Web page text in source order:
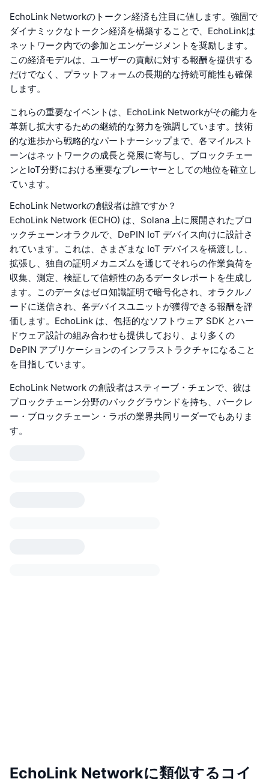
EchoLink Networkのトークン経済も注目に値します。強固で
ダイナミックなトークン経済を構築することで、EchoLinkは
ネットワーク内での参加とエンゲージメントを奨励します。
この経済モデルは、ユーザーの貢献に対する報酬を提供する
だけでなく、プラットフォームの長期的な持続可能性も確保
します。
これらの重要なイベントは、EchoLink Networkがその能力を
革新し拡大するための継続的な努力を強調しています。技術
的な進歩から戦略的なパートナーシップまで、各マイルスト
ーンはネットワークの成長と発展に寄与し、ブロックチェー
ンとIoT分野における重要なプレーヤーとしての地位を確立し
ています。
EchoLink Networkの創設者は誰ですか？
EchoLink Network (ECHO) は、Solana 上に展開されたブロ
ックチェーンオラクルで、DePIN IoT デバイス向けに設計さ
れています。これは、さまざまな IoT デバイスを橋渡しし、
拡張し、独自の証明メカニズムを通じてそれらの作業負荷を
収集、測定、検証して信頼性のあるデータレポートを生成し
ます。このデータはゼロ知識証明で暗号化され、オラクルノ
ードに送信され、各デバイスユニットが獲得できる報酬を評
価します。EchoLink は、包括的なソフトウェア SDK とハー
ドウェア設計の組み合わせも提供しており、より多くの
DePIN アプリケーションのインフラストラクチャになること
を目指しています。
EchoLink Network の創設者はスティーブ・チェンで、彼は
ブロックチェーン分野のバックグラウンドを持ち、バークレ
ー・ブロックチェーン・ラボの業界共同リーダーでもありま
す。
EchoLink Networkに類似するコイ